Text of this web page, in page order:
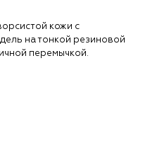
кожи с
на тонкой резиновой
перемычкой.